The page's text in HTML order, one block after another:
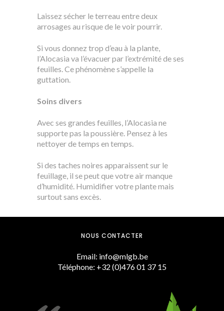
Laissez sécher le terreau entre deux
arrosages au risque de le voir pourrir.
Si vous donnez trop d’eau à la plante,
l’Alocasia va l’évacuer par l’extrémité de ses
feuilles. Ce phénomène s’appelle la
guttation.
Soins divers
Avec ses grandes feuilles, l’Alocasia ne
supporte pas la poussière. Pensez à les
nettoyer de temps en temps.
Si des taches noires apparaissent sur le
feuillage, il se peut que votre air manque
d’humidité. Humidifier votre plante mais
surtout sans excès.
NOUS CONTACTER
Email: info@mlgb.be
Téléphone: +32 (0)476 01 37 15